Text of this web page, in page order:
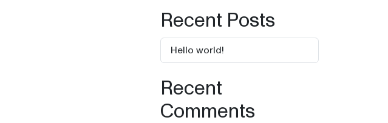
Recent Posts
Hello world!
Recent
Comments